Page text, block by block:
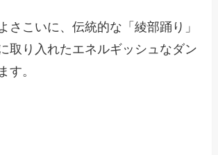
さこいに、伝統的な「綾部踊り」
取り入れたエネルギッシュなダン
す。